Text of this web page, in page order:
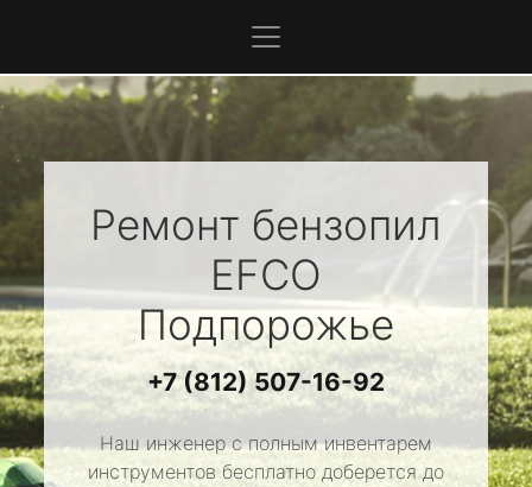
Ремонт бензопил
EFCO
Подпорожье
+7 (812) 507-16-92
Наш инженер с полным инвентарем
инструментов бесплатно доберется до